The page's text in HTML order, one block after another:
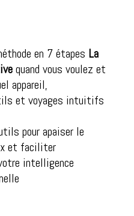
en 7 étapes La
quand vous voulez et
appareil,
et voyages intuitifs
pour apaiser le
et faciliter
intelligence